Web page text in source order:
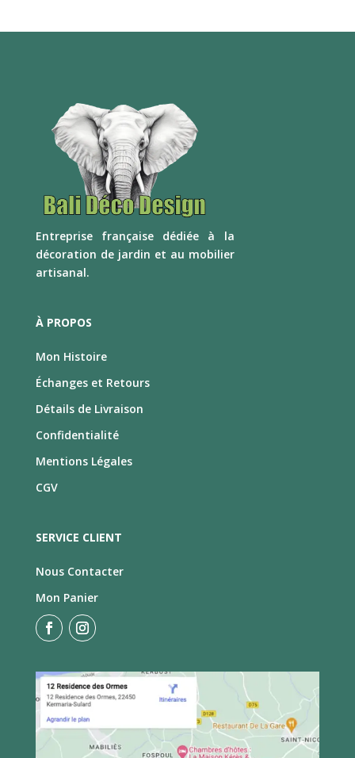
Entreprise française dédiée à la
décoration de jardin et au mobilier
artisanal.
À PROPOS
Mon Histoire
Échanges et Retours
Détails de Livraison
Confidentialité
Mentions Légales
CGV
SERVICE CLIENT
Nous Contacter
Mon Panier